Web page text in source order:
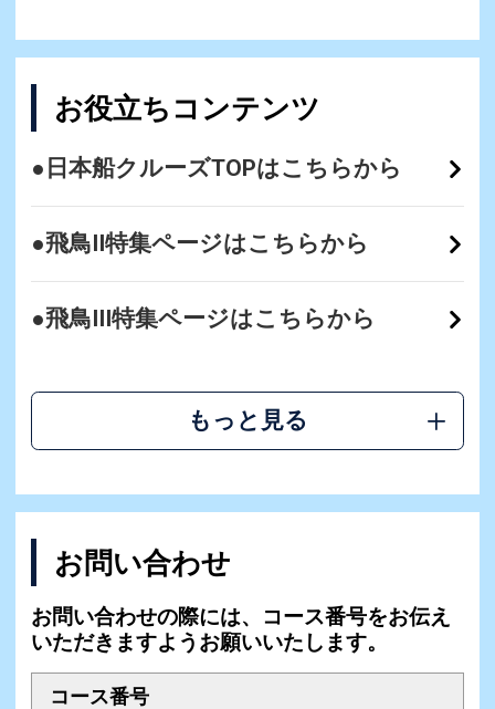
お役立ちコンテンツ
●日本船クルーズTOPはこちらから
●飛鳥II特集ページはこちらから
●飛鳥III特集ページはこちらから
もっと見る
お問い合わせ
お問い合わせの際には、コース番号をお伝え
いただきますようお願いいたします。
コース番号